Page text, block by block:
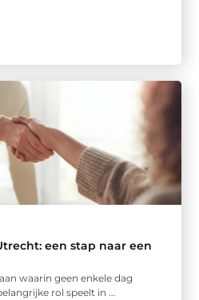
een stap naar een
waarin geen enkele dag
rol speelt in ...